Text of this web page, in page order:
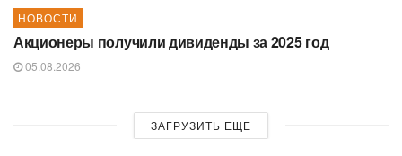
НОВОСТИ
Акционеры получили дивиденды за 2025 год
05.08.2026
ЗАГРУЗИТЬ ЕЩЕ